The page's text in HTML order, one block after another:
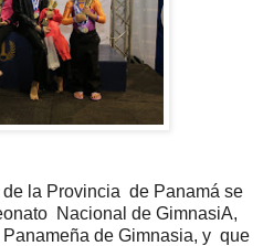
la Provincia de Panamá se
Nacional de GimnasiA,
de Gimnasia, y que